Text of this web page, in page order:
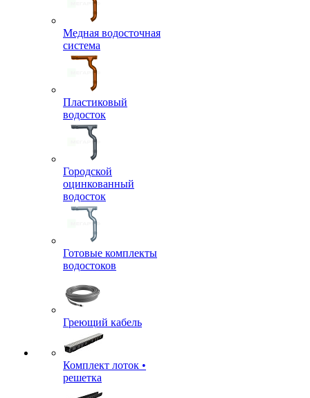
Медная водосточная
система
Пластиковый
водосток
Городской
оцинкованный
водосток
Готовые комплекты
водостоков
Греющий кабель
Комплект лоток •
решетка